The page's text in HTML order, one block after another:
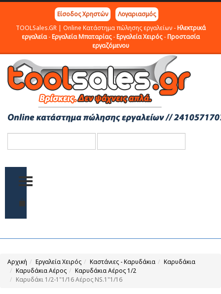
Είσοδος Χρηστών
Λογαριασμός
TOOLSales.GR | Online Κατάστημα πώλησης εργαλείων -Ηλεκτρικά
εργαλεία-Εργαλεία Μπαταρίας-Εργαλεία Χειρός-Προστασία
εργαζόμενου
TOGGLE MENU
Αρχική Εργαλεία Χειρός Καστάνιες - Καρυδάκια
Καρυδάκια
Καρυδάκια Αέρος
Καρυδάκια Αέρος 1/2
Καρυδάκι 1/2-1"1/16 Αέρος NS.1"1/16